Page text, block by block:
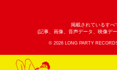
掲載されているすべ
(記事、画像、音声データ、映像デ
© 2026 LONG PARTY